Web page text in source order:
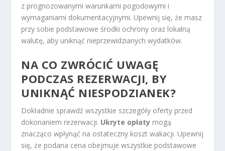
z prognozowanymi warunkami pogodowymi i
wymaganiami dokumentacyjnymi. Upewnij się, że masz
przy sobie podstawowe środki ochrony oraz lokalną
walutę, aby uniknąć nieprzewidzianych wydatków.
NA CO ZWRÓCIĆ UWAGĘ
PODCZAS REZERWACJI, BY
UNIKNĄĆ NIESPODZIANEK?
Dokładnie sprawdź wszystkie szczegóły oferty przed
dokonaniem rezerwacji. Ukryte opłaty mogą
znacząco wpłynąć na ostateczny koszt wakacji. Upewnij
się, że podana cena obejmuje wszystkie podstawowe